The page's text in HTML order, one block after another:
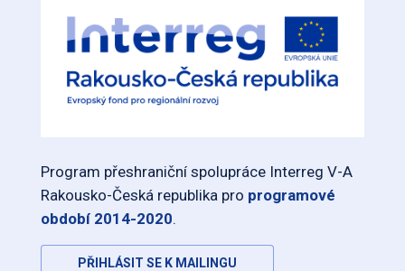
Program přeshraniční spolupráce Interreg V-A
Rakousko-Česká republika pro programové
období 2014-2020.
PŘIHLÁSIT SE K MAILINGU